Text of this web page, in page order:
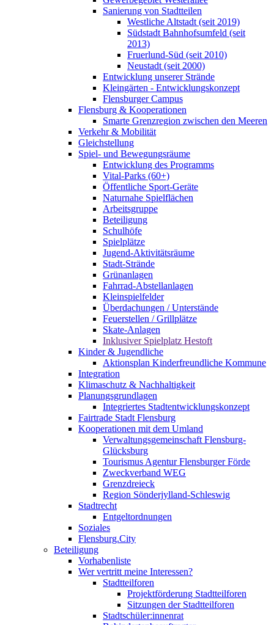
Sanierung von Stadtteilen
Westliche Altstadt (seit 2019)
Südstadt Bahnhofsumfeld (seit
2013)
Fruerlund-Süd (seit 2010)
Neustadt (seit 2000)
Entwicklung unserer Strände
Kleingärten - Entwicklungskonzept
Flensburger Campus
Flensburg & Kooperationen
Smarte Grenzregion zwischen den Meeren
Verkehr & Mobilität
Gleichstellung
Spiel- und Bewegungsräume
Entwicklung des Programms
Vital-Parks (60+)
Öffentliche Sport-Geräte
Naturnahe Spielflächen
Arbeitsgruppe
Beteiligung
Schulhöfe
Spielplätze
Jugend-Aktivitätsräume
Stadt-Strände
Grünanlagen
Fahrrad-Abstellanlagen
Kleinspielfelder
Überdachungen / Unterstände
Feuerstellen / Grillplätze
Skate-Anlagen
Inklusiver Spielplatz Hestoft
Kinder & Jugendliche
Aktionsplan Kinderfreundliche Kommune
Integration
Klimaschutz & Nachhaltigkeit
Planungsgrundlagen
Integriertes Stadtentwicklungskonzept
Fairtrade Stadt Flensburg
Kooperationen mit dem Umland
Verwaltungsgemeinschaft Flensburg-
Glücksburg
Tourismus Agentur Flensburger Förde
Zweckverband WEG
Grenzdreieck
Region Sönderjylland-Schleswig
Stadtrecht
Entgeltordnungen
Soziales
Flensburg.City
Beteiligung
Vorhabenliste
Wer vertritt meine Interessen?
Stadtteilforen
Projektförderung Stadtteilforen
Sitzungen der Stadtteilforen
Stadtschüler:innenrat